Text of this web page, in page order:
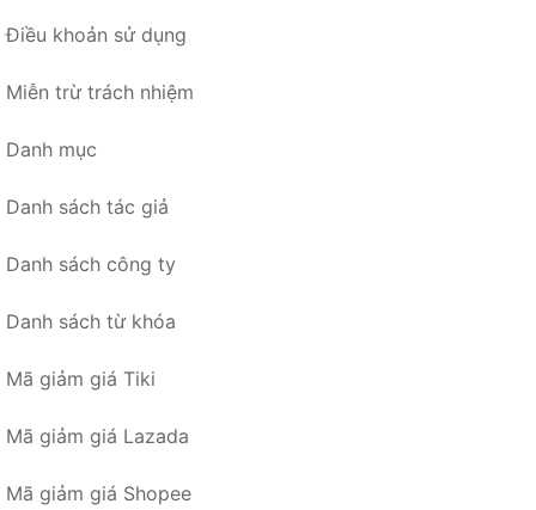
Điều khoản sử dụng
Miễn trừ trách nhiệm
Danh mục
Danh sách tác giả
Danh sách công ty
Danh sách từ khóa
Mã giảm giá Tiki
Mã giảm giá Lazada
Mã giảm giá Shopee